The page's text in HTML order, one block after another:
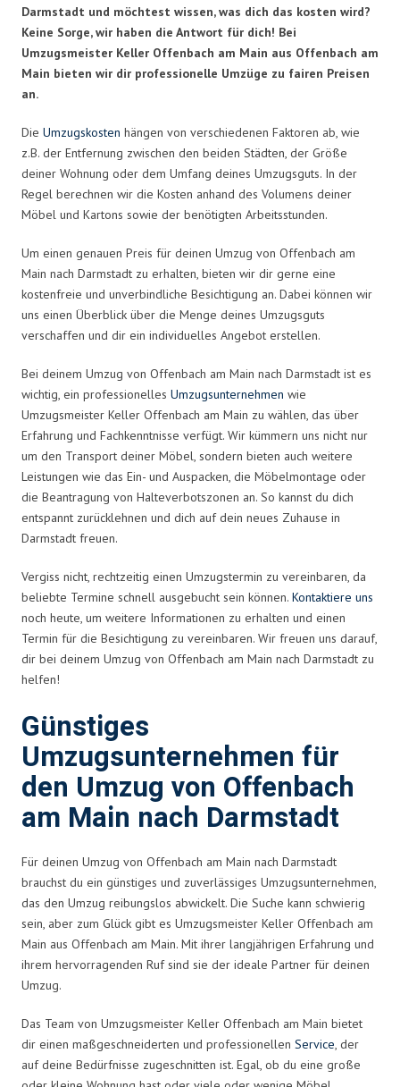
Darmstadt und möchtest wissen, was dich das kosten wird?
Keine Sorge, wir haben die Antwort für dich! Bei
Umzugsmeister Keller Offenbach am Main aus Offenbach am
Main bieten wir dir professionelle Umzüge zu fairen Preisen
an.
Die Umzugskosten hängen von verschiedenen Faktoren ab, wie
z.B. der Entfernung zwischen den beiden Städten, der Größe
deiner Wohnung oder dem Umfang deines Umzugsguts. In der
Regel berechnen wir die Kosten anhand des Volumens deiner
Möbel und Kartons sowie der benötigten Arbeitsstunden.
Um einen genauen Preis für deinen Umzug von Offenbach am
Main nach Darmstadt zu erhalten, bieten wir dir gerne eine
kostenfreie und unverbindliche Besichtigung an. Dabei können wir
uns einen Überblick über die Menge deines Umzugsguts
verschaffen und dir ein individuelles Angebot erstellen.
Bei deinem Umzug von Offenbach am Main nach Darmstadt ist es
wichtig, ein professionelles Umzugsunternehmen wie
Umzugsmeister Keller Offenbach am Main zu wählen, das über
Erfahrung und Fachkenntnisse verfügt. Wir kümmern uns nicht nur
um den Transport deiner Möbel, sondern bieten auch weitere
Leistungen wie das Ein- und Auspacken, die Möbelmontage oder
die Beantragung von Halteverbotszonen an. So kannst du dich
entspannt zurücklehnen und dich auf dein neues Zuhause in
Darmstadt freuen.
Vergiss nicht, rechtzeitig einen Umzugstermin zu vereinbaren, da
beliebte Termine schnell ausgebucht sein können. Kontaktiere uns
noch heute, um weitere Informationen zu erhalten und einen
Termin für die Besichtigung zu vereinbaren. Wir freuen uns darauf,
dir bei deinem Umzug von Offenbach am Main nach Darmstadt zu
helfen!
Günstiges
Umzugsunternehmen für
den Umzug von Offenbach
am Main nach Darmstadt
Für deinen Umzug von Offenbach am Main nach Darmstadt
brauchst du ein günstiges und zuverlässiges Umzugsunternehmen,
das den Umzug reibungslos abwickelt. Die Suche kann schwierig
sein, aber zum Glück gibt es Umzugsmeister Keller Offenbach am
Main aus Offenbach am Main. Mit ihrer langjährigen Erfahrung und
ihrem hervorragenden Ruf sind sie der ideale Partner für deinen
Umzug.
Das Team von Umzugsmeister Keller Offenbach am Main bietet
dir einen maßgeschneiderten und professionellen Service, der
auf deine Bedürfnisse zugeschnitten ist. Egal, ob du eine große